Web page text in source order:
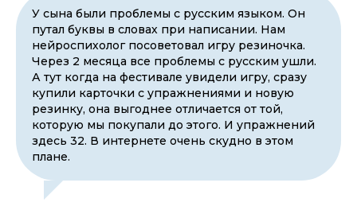
У сына были проблемы с русским языком. Он
путал буквы в словах при написании. Нам
нейроспихолог посоветовал игру резиночка.
Через 2 месяца все проблемы с русским ушли.
А тут когда на фестивале увидели игру, сразу
купили карточки с упражнениями и новую
резинку, она выгоднее отличается от той,
которую мы покупали до этого. И упражнений
здесь 32. В интернете очень скудно в этом
плане.